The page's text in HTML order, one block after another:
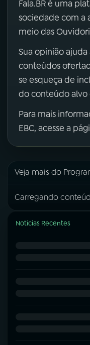
Fala.BR é uma
sociedade com a
meio das
Sua opinião ajuda
conteúdos
se esqueça de
do conteúdo alvo
Para mais
EBC, acesse a
Veja mais do
Carregando
Notícias Recentes